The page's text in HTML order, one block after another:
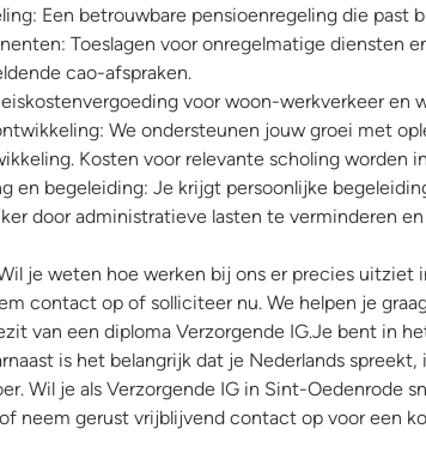
Een betrouwbare pensioenregeling die past
Toeslagen voor onregelmatige diensten
cao-afspraken.
voor woon-werkverkeer en
We ondersteunen jouw groei met
Kosten voor relevante scholing worden
en begeleiding: Je krijgt persoonlijke
door administratieve lasten te verminderen
je weten hoe werken bij ons er precies
contact op of solliciteer nu. We helpen je
van een diploma Verzorgende IG.Je bent in
is het belangrijk dat je Nederlands
Wil je als Verzorgende IG in Sint-Oedenrode
neem gerust vrijblijvend contact op voor een